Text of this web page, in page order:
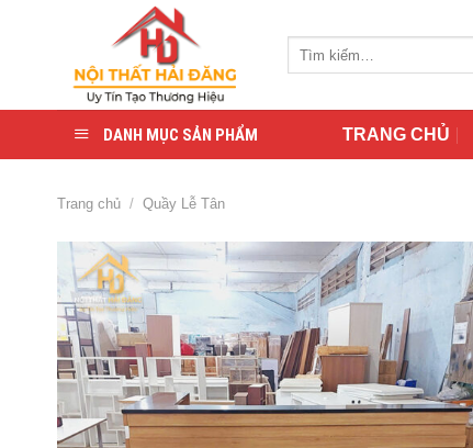
DANH MỤC SẢN PHẨM TRANG CHỦ
Trang chủ / Quầy Lễ Tân